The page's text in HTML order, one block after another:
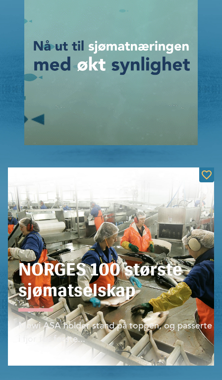
NORGES 100 største
sjømatselskap
Mowi ASA holder stand på toppen, og passerte
i fjor for første...